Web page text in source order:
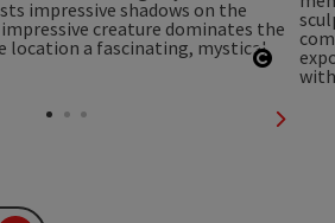
Open
next